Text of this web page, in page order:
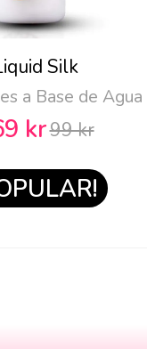
Silk
a Base de Agua
kr99 kr